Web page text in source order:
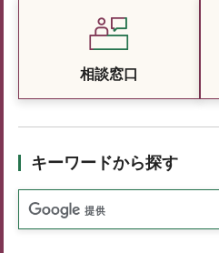
相談窓口
キーワードから探す